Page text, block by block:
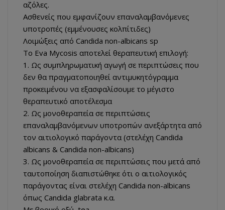
αζόλες.
Ασθενείς που εμφανίζουν επαναλαμβανόμενες
υποτροπές (εμμένουσες κολπίτιδες)
Λοιμώξεις από Candida non-albicans sp
Το Eva Mycosis αποτελεί θεραπευτική επιλογή:
1. Ως συμπληρωματική αγωγή σε περιπτώσεις που
δεν θα πραγματοποιηθεί αντιμυκητόγραμμα
προκειμένου να εξασφαλίσουμε το μέγιστο
θεραπευτικό αποτέλεσμα
2. Ως μονοθεραπεία σε περιπτώσεις
επαναλαμβανόμενων υποτροπών ανεξάρτητα από
τον αιτιολογικό παράγοντα (στελέχη Candida
albicans & Candida non-albicans)
3. Ως μονοθεραπεία σε περιπτώσεις που μετά από
ταυτοποίηση διαπιστώθηκε ότι ο αιτιολογικός
παράγοντας είναι στελέχη Candida non-albicans
όπως Candida glabrata κ.α.